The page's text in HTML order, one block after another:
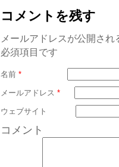
コメントを残す
メールアドレスが公開さ
必須項目です
名前 *
メールアドレス *
ウェブサイト
コメント